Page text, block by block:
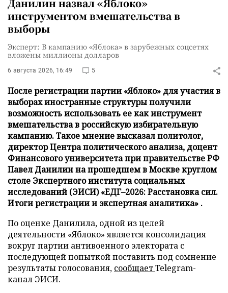
Данилин назвал «Яблоко»
инструментом вмешательства в
выборы
Эксперт: В кампанию «Яблока» в зарубежных соцсетях
вложены миллионы долларов
6 августа 2026, 16:49 5
После регистрации партии «Яблоко» для участия в
выборах иностранные структуры получили
возможность использовать ее как инструмент
вмешательства в российскую избирательную
кампанию. Такое мнение высказал политолог,
директор Центра политического анализа, доцент
Финансового университета при правительстве РФ
Павел Данилин на прошедшем в Москве круглом
столе Экспертного института социальных
исследований (ЭИСИ) «ЕДГ–2026: Расстановка сил.
Итоги регистрации и экспертная аналитика» .
По оценке Данилила, одной из целей
деятельности «Яблоко» является консолидация
вокруг партии антивоенного электората с
последующей попыткой поставить под сомнение
результаты голосования, сообщаетTelegram-
канал ЭИСИ.